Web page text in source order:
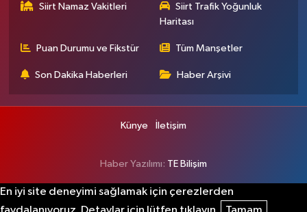
Siirt Namaz Vakitleri
Siirt Trafik Yoğunluk
Haritası
Puan Durumu ve Fikstür Tüm Manşetler
Son Dakika Haberleri Haber Arşivi
Künye İletişim
Haber Yazılımı: TE Bilişim
En iyi site deneyimi sağlamak için çerezlerden